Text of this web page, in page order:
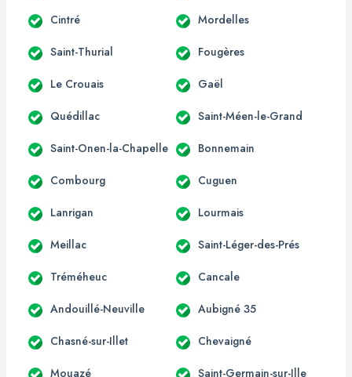
Cintré Mordelles
Saint-Thurial Fougères
Le Crouais Gaël
Quédillac Saint-Méen-le-Grand
Saint-Onen-la-Chapelle Bonnemain
Combourg Cuguen
Lanrigan Lourmais
Meillac Saint-Léger-des-Prés
Tréméheuc Cancale
Andouillé-Neuville Aubigné 35
Chasné-sur-Illet Chevaigné
Mouazé Saint-Germain-sur-Ille